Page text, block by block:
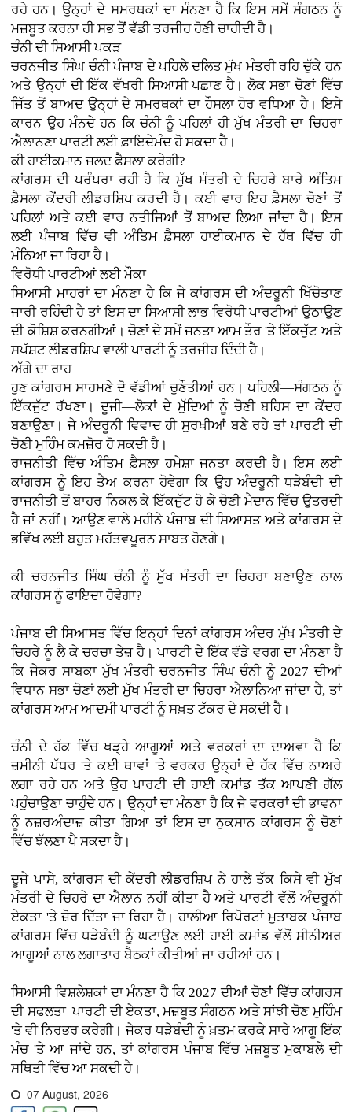
ਰਹੇ ਹਨ। ਉਨ੍ਹਾਂ ਦੇ ਸਮਰਥਕਾਂ ਦਾ ਮੰਨਣਾ ਹੈ ਕਿ ਇਸ ਸਮੇਂ ਸੰਗਠਨ ਨੂੰ
ਮਜ਼ਬੂਤ ਕਰਨਾ ਹੀ ਸਭ ਤੋਂ ਵੱਡੀ ਤਰਜੀਹ ਹੋਣੀ ਚਾਹੀਦੀ ਹੈ।
ਚੰਨੀ ਦੀ ਸਿਆਸੀ ਪਕੜ
ਚਰਨਜੀਤ ਸਿੰਘ ਚੰਨੀ ਪੰਜਾਬ ਦੇ ਪਹਿਲੇ ਦਲਿਤ ਮੁੱਖ ਮੰਤਰੀ ਰਹਿ ਚੁੱਕੇ ਹਨ
ਅਤੇ ਉਨ੍ਹਾਂ ਦੀ ਇੱਕ ਵੱਖਰੀ ਸਿਆਸੀ ਪਛਾਣ ਹੈ। ਲੋਕ ਸਭਾ ਚੋਣਾਂ ਵਿੱਚ
ਜਿੱਤ ਤੋਂ ਬਾਅਦ ਉਨ੍ਹਾਂ ਦੇ ਸਮਰਥਕਾਂ ਦਾ ਹੌਸਲਾ ਹੋਰ ਵਧਿਆ ਹੈ। ਇਸੇ
ਕਾਰਨ ਉਹ ਮੰਨਦੇ ਹਨ ਕਿ ਚੰਨੀ ਨੂੰ ਪਹਿਲਾਂ ਹੀ ਮੁੱਖ ਮੰਤਰੀ ਦਾ ਚਿਹਰਾ
ਐਲਾਨਣਾ ਪਾਰਟੀ ਲਈ ਫ਼ਾਇਦੇਮੰਦ ਹੋ ਸਕਦਾ ਹੈ।
ਕੀ ਹਾਈਕਮਾਨ ਜਲਦ ਫ਼ੈਸਲਾ ਕਰੇਗੀ?
ਕਾਂਗਰਸ ਦੀ ਪਰੰਪਰਾ ਰਹੀ ਹੈ ਕਿ ਮੁੱਖ ਮੰਤਰੀ ਦੇ ਚਿਹਰੇ ਬਾਰੇ ਅੰਤਿਮ
ਫ਼ੈਸਲਾ ਕੇਂਦਰੀ ਲੀਡਰਸ਼ਿਪ ਕਰਦੀ ਹੈ। ਕਈ ਵਾਰ ਇਹ ਫ਼ੈਸਲਾ ਚੋਣਾਂ ਤੋਂ
ਪਹਿਲਾਂ ਅਤੇ ਕਈ ਵਾਰ ਨਤੀਜਿਆਂ ਤੋਂ ਬਾਅਦ ਲਿਆ ਜਾਂਦਾ ਹੈ। ਇਸ
ਲਈ ਪੰਜਾਬ ਵਿੱਚ ਵੀ ਅੰਤਿਮ ਫ਼ੈਸਲਾ ਹਾਈਕਮਾਨ ਦੇ ਹੱਥ ਵਿੱਚ ਹੀ
ਮੰਨਿਆ ਜਾ ਰਿਹਾ ਹੈ।
ਵਿਰੋਧੀ ਪਾਰਟੀਆਂ ਲਈ ਮੌਕਾ
ਸਿਆਸੀ ਮਾਹਰਾਂ ਦਾ ਮੰਨਣਾ ਹੈ ਕਿ ਜੇ ਕਾਂਗਰਸ ਦੀ ਅੰਦਰੂਨੀ ਖਿੱਚੋਤਾਣ
ਜਾਰੀ ਰਹਿੰਦੀ ਹੈ ਤਾਂ ਇਸ ਦਾ ਸਿਆਸੀ ਲਾਭ ਵਿਰੋਧੀ ਪਾਰਟੀਆਂ ਉਠਾਉਣ
ਦੀ ਕੋਸ਼ਿਸ਼ ਕਰਨਗੀਆਂ। ਚੋਣਾਂ ਦੇ ਸਮੇਂ ਜਨਤਾ ਆਮ ਤੌਰ 'ਤੇ ਇੱਕਜੁੱਟ ਅਤੇ
ਸਪੱਸ਼ਟ ਲੀਡਰਸ਼ਿਪ ਵਾਲੀ ਪਾਰਟੀ ਨੂੰ ਤਰਜੀਹ ਦਿੰਦੀ ਹੈ।
ਅੱਗੇ ਦਾ ਰਾਹ
ਹੁਣ ਕਾਂਗਰਸ ਸਾਹਮਣੇ ਦੋ ਵੱਡੀਆਂ ਚੁਣੌਤੀਆਂ ਹਨ। ਪਹਿਲੀ—ਸੰਗਠਨ ਨੂੰ
ਇੱਕਜੁੱਟ ਰੱਖਣਾ। ਦੂਜੀ—ਲੋਕਾਂ ਦੇ ਮੁੱਦਿਆਂ ਨੂੰ ਚੋਣੀ ਬਹਿਸ ਦਾ ਕੇਂਦਰ
ਬਣਾਉਣਾ। ਜੇ ਅੰਦਰੂਨੀ ਵਿਵਾਦ ਹੀ ਸੁਰਖੀਆਂ ਬਣੇ ਰਹੇ ਤਾਂ ਪਾਰਟੀ ਦੀ
ਚੋਣੀ ਮੁਹਿੰਮ ਕਮਜ਼ੋਰ ਹੋ ਸਕਦੀ ਹੈ।
ਰਾਜਨੀਤੀ ਵਿੱਚ ਅੰਤਿਮ ਫ਼ੈਸਲਾ ਹਮੇਸ਼ਾ ਜਨਤਾ ਕਰਦੀ ਹੈ। ਇਸ ਲਈ
ਕਾਂਗਰਸ ਨੂੰ ਇਹ ਤੈਅ ਕਰਨਾ ਹੋਵੇਗਾ ਕਿ ਉਹ ਅੰਦਰੂਨੀ ਧੜੇਬੰਦੀ ਦੀ
ਰਾਜਨੀਤੀ ਤੋਂ ਬਾਹਰ ਨਿਕਲ ਕੇ ਇੱਕਜੁੱਟ ਹੋ ਕੇ ਚੋਣੀ ਮੈਦਾਨ ਵਿੱਚ ਉਤਰਦੀ
ਹੈ ਜਾਂ ਨਹੀਂ। ਆਉਣ ਵਾਲੇ ਮਹੀਨੇ ਪੰਜਾਬ ਦੀ ਸਿਆਸਤ ਅਤੇ ਕਾਂਗਰਸ ਦੇ
ਭਵਿੱਖ ਲਈ ਬਹੁਤ ਮਹੱਤਵਪੂਰਨ ਸਾਬਤ ਹੋਣਗੇ।
ਕੀ ਚਰਨਜੀਤ ਸਿੰਘ ਚੰਨੀ ਨੂੰ ਮੁੱਖ ਮੰਤਰੀ ਦਾ ਚਿਹਰਾ ਬਣਾਉਣ ਨਾਲ
ਕਾਂਗਰਸ ਨੂੰ ਫਾਇਦਾ ਹੋਵੇਗਾ?
ਪੰਜਾਬ ਦੀ ਸਿਆਸਤ ਵਿੱਚ ਇਨ੍ਹਾਂ ਦਿਨਾਂ ਕਾਂਗਰਸ ਅੰਦਰ ਮੁੱਖ ਮੰਤਰੀ ਦੇ
ਚਿਹਰੇ ਨੂੰ ਲੈ ਕੇ ਚਰਚਾ ਤੇਜ਼ ਹੈ। ਪਾਰਟੀ ਦੇ ਇੱਕ ਵੱਡੇ ਵਰਗ ਦਾ ਮੰਨਣਾ ਹੈ
ਕਿ ਜੇਕਰ ਸਾਬਕਾ ਮੁੱਖ ਮੰਤਰੀ ਚਰਨਜੀਤ ਸਿੰਘ ਚੰਨੀ ਨੂੰ 2027 ਦੀਆਂ
ਵਿਧਾਨ ਸਭਾ ਚੋਣਾਂ ਲਈ ਮੁੱਖ ਮੰਤਰੀ ਦਾ ਚਿਹਰਾ ਐਲਾਨਿਆ ਜਾਂਦਾ ਹੈ, ਤਾਂ
ਕਾਂਗਰਸ ਆਮ ਆਦਮੀ ਪਾਰਟੀ ਨੂੰ ਸਖ਼ਤ ਟੱਕਰ ਦੇ ਸਕਦੀ ਹੈ।
ਚੰਨੀ ਦੇ ਹੱਕ ਵਿੱਚ ਖੜ੍ਹੇ ਆਗੂਆਂ ਅਤੇ ਵਰਕਰਾਂ ਦਾ ਦਾਅਵਾ ਹੈ ਕਿ
ਜ਼ਮੀਨੀ ਪੱਧਰ 'ਤੇ ਕਈ ਥਾਵਾਂ 'ਤੇ ਵਰਕਰ ਉਨ੍ਹਾਂ ਦੇ ਹੱਕ ਵਿੱਚ ਨਾਅਰੇ
ਲਗਾ ਰਹੇ ਹਨ ਅਤੇ ਉਹ ਪਾਰਟੀ ਦੀ ਹਾਈ ਕਮਾਂਡ ਤੱਕ ਆਪਣੀ ਗੱਲ
ਪਹੁੰਚਾਉਣਾ ਚਾਹੁੰਦੇ ਹਨ। ਉਨ੍ਹਾਂ ਦਾ ਮੰਨਣਾ ਹੈ ਕਿ ਜੇ ਵਰਕਰਾਂ ਦੀ ਭਾਵਨਾ
ਨੂੰ ਨਜ਼ਰਅੰਦਾਜ਼ ਕੀਤਾ ਗਿਆ ਤਾਂ ਇਸ ਦਾ ਨੁਕਸਾਨ ਕਾਂਗਰਸ ਨੂੰ ਚੋਣਾਂ
ਵਿੱਚ ਝੱਲਣਾ ਪੈ ਸਕਦਾ ਹੈ।
ਦੂਜੇ ਪਾਸੇ, ਕਾਂਗਰਸ ਦੀ ਕੇਂਦਰੀ ਲੀਡਰਸ਼ਿਪ ਨੇ ਹਾਲੇ ਤੱਕ ਕਿਸੇ ਵੀ ਮੁੱਖ
ਮੰਤਰੀ ਦੇ ਚਿਹਰੇ ਦਾ ਐਲਾਨ ਨਹੀਂ ਕੀਤਾ ਹੈ ਅਤੇ ਪਾਰਟੀ ਵੱਲੋਂ ਅੰਦਰੂਨੀ
ਏਕਤਾ 'ਤੇ ਜ਼ੋਰ ਦਿੱਤਾ ਜਾ ਰਿਹਾ ਹੈ। ਹਾਲੀਆ ਰਿਪੋਰਟਾਂ ਮੁਤਾਬਕ ਪੰਜਾਬ
ਕਾਂਗਰਸ ਵਿੱਚ ਧੜੇਬੰਦੀ ਨੂੰ ਘਟਾਉਣ ਲਈ ਹਾਈ ਕਮਾਂਡ ਵੱਲੋਂ ਸੀਨੀਅਰ
ਆਗੂਆਂ ਨਾਲ ਲਗਾਤਾਰ ਬੈਠਕਾਂ ਕੀਤੀਆਂ ਜਾ ਰਹੀਆਂ ਹਨ।
ਸਿਆਸੀ ਵਿਸ਼ਲੇਸ਼ਕਾਂ ਦਾ ਮੰਨਣਾ ਹੈ ਕਿ 2027 ਦੀਆਂ ਚੋਣਾਂ ਵਿੱਚ ਕਾਂਗਰਸ
ਦੀ ਸਫਲਤਾ ਪਾਰਟੀ ਦੀ ਏਕਤਾ, ਮਜ਼ਬੂਤ ਸੰਗਠਨ ਅਤੇ ਸਾਂਝੀ ਚੋਣ ਮੁਹਿੰਮ
'ਤੇ ਵੀ ਨਿਰਭਰ ਕਰੇਗੀ। ਜੇਕਰ ਧੜੇਬੰਦੀ ਨੂੰ ਖ਼ਤਮ ਕਰਕੇ ਸਾਰੇ ਆਗੂ ਇੱਕ
ਮੰਚ 'ਤੇ ਆ ਜਾਂਦੇ ਹਨ, ਤਾਂ ਕਾਂਗਰਸ ਪੰਜਾਬ ਵਿੱਚ ਮਜ਼ਬੂਤ ਮੁਕਾਬਲੇ ਦੀ
ਸਥਿਤੀ ਵਿੱਚ ਆ ਸਕਦੀ ਹੈ।
07 August, 2026